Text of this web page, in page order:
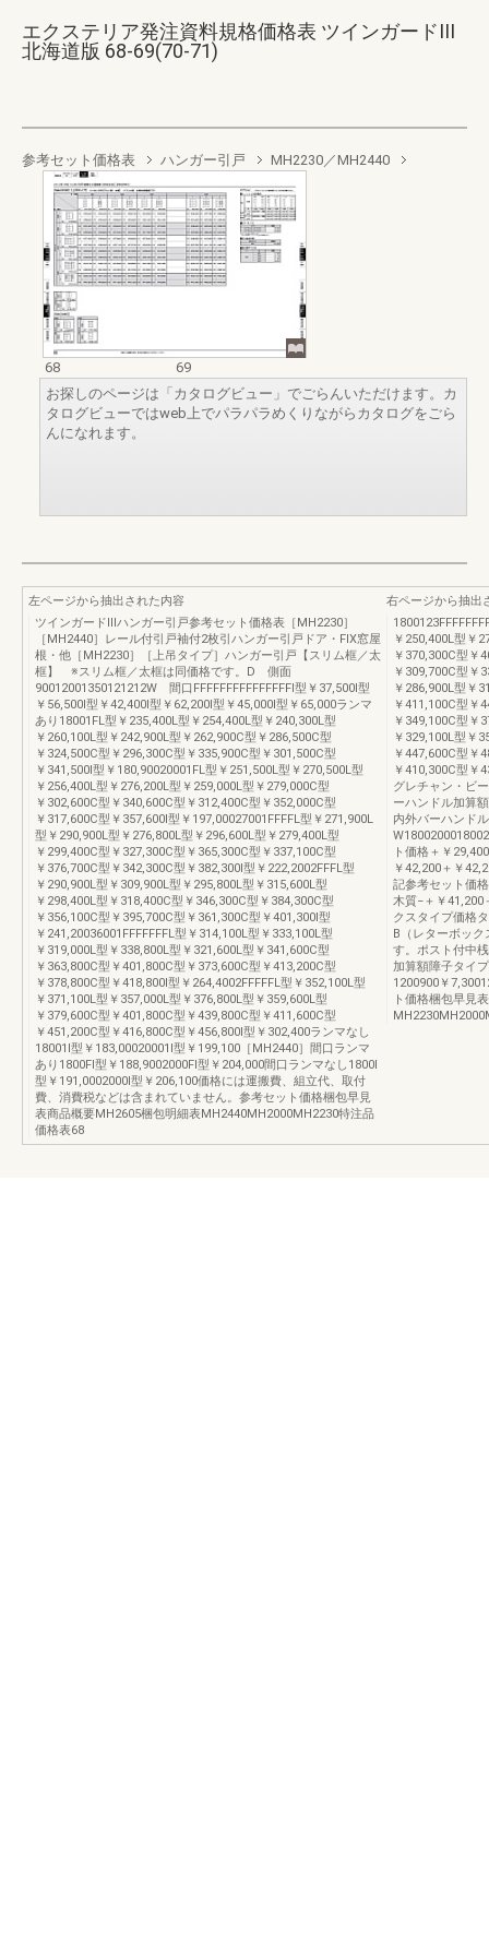
エクステリア発注資料規格価格表 ツインガードIII
北海道版 68-69(70-71)
参考セット価格表 ハンガー引戸 MH2230／MH2440
68
69
お探しのページは「カタログビュー」でごらんいただけます。カ
タログビューではweb上でパラパラめくりながらカタログをごら
んになれます。
左ページから抽出された内容
ツインガードⅢハンガー引戸参考セット価格表［MH2230］
［MH2440］レール付引戸袖付2枚引ハンガー引戸ドア・FIX窓屋
根・他［MH2230］［上吊タイプ］ハンガー引戸【スリム框／太
框】 ※スリム框／太框は同価格です。D 側面
90012001350121212W 間口FFFFFFFFFFFFFFFI型￥37,500I型
￥56,500I型￥42,400I型￥62,200I型￥45,000I型￥65,000ランマ
あり18001FL型￥235,400L型￥254,400L型￥240,300L型
￥260,100L型￥242,900L型￥262,900C型￥286,500C型
￥324,500C型￥296,300C型￥335,900C型￥301,500C型
￥341,500I型￥180,90020001FL型￥251,500L型￥270,500L型
￥256,400L型￥276,200L型￥259,000L型￥279,000C型
￥302,600C型￥340,600C型￥312,400C型￥352,000C型
￥317,600C型￥357,600I型￥197,00027001FFFFL型￥271,900L
型￥290,900L型￥276,800L型￥296,600L型￥279,400L型
￥299,400C型￥327,300C型￥365,300C型￥337,100C型
￥376,700C型￥342,300C型￥382,300I型￥222,2002FFFL型
￥290,900L型￥309,900L型￥295,800L型￥315,600L型
￥298,400L型￥318,400C型￥346,300C型￥384,300C型
￥356,100C型￥395,700C型￥361,300C型￥401,300I型
￥241,20036001FFFFFFFL型￥314,100L型￥333,100L型
￥319,000L型￥338,800L型￥321,600L型￥341,600C型
￥363,800C型￥401,800C型￥373,600C型￥413,200C型
￥378,800C型￥418,800I型￥264,4002FFFFFL型￥352,100L型
￥371,100L型￥357,000L型￥376,800L型￥359,600L型
￥379,600C型￥401,800C型￥439,800C型￥411,600C型
￥451,200C型￥416,800C型￥456,800I型￥302,400ランマなし
18001I型￥183,00020001I型￥199,100［MH2440］間口ランマ
あり1800FI型￥188,9002000FI型￥204,000間口ランマなし1800I
型￥191,0002000I型￥206,100価格には運搬費、組立代、取付
費、消費税などは含まれていません。参考セット価格梱包早見
表商品概要MH2605梱包明細表MH2440MH2000MH2230特注品
価格表68
右ページから抽出
￥250,400L型￥
￥370,300C型￥
￥309,700C型￥
￥286,900L型￥
￥411,100C型￥
￥349,100C型￥
￥329,100L型￥
￥447,600C型￥
￥410,300C型￥
グレチャン・ビ
ーハンドル加算
内外バーハンド
ト価格＋￥
￥42,200＋￥
記参考セット価
木質−＋￥41,200
クスタイプ価格
B（レターボッ
す。ポスト付中
加算額障子タイ
1200900￥
ト価格梱包早見